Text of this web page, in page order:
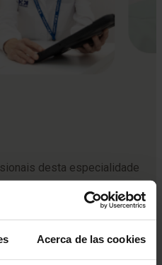
Acerca de las cookies
desta especialidade